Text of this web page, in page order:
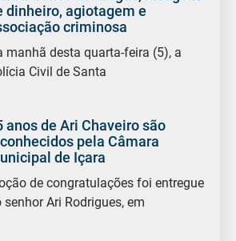
dinheiro, agiotagem e
criminosa
manhã desta quarta-feira (5), a
Civil de Santa
anos de Ari Chaveiro são
pela Câmara
de Içara
de congratulações foi entregue
senhor Ari Rodrigues, em